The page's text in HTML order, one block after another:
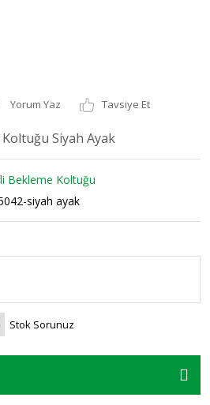
Yorum Yaz Tavsiye Et
Siyah Ayak
Bekleme Koltuğu
siyah ayak
Stok Sorunuz